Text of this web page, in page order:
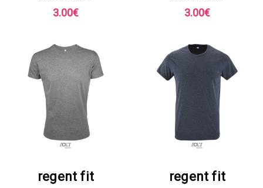
3.00€ 3.00€
regent fit regent fit